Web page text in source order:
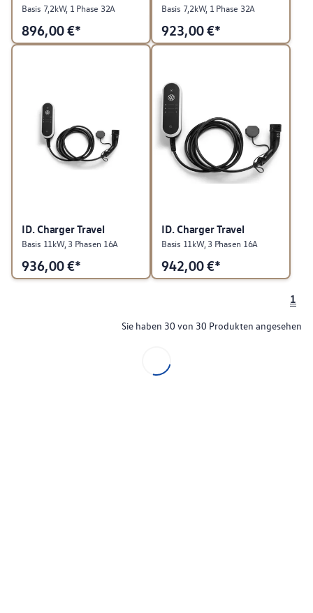
Basis 7,2kW, 1 Phase 32A
896,00€*
Basis 7,2kW, 1 Phase 32A
923,00€*
ID. Charger Travel
Basis 11kW, 3 Phasen 16A
936,00€*
ID. Charger Travel
Basis 11kW, 3 Phasen 16A
942,00€*
1
Sie haben 30 von 30 Produkten angesehen